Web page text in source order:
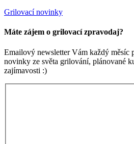
Grilovací novinky
Máte zájem o grilovací zpravodaj?
Emailový newsletter Vám každý měsíc
novinky ze světa grilování, plánované
zajímavosti :)